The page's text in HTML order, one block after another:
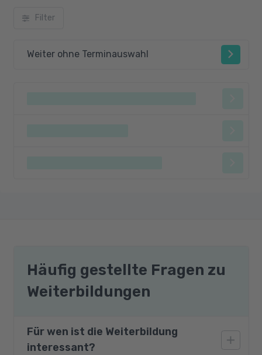
Filter
Weiter ohne Terminauswahl
Häufig gestellte Fragen zu
Weiterbildungen
Für wen ist die Weiterbildung
interessant?